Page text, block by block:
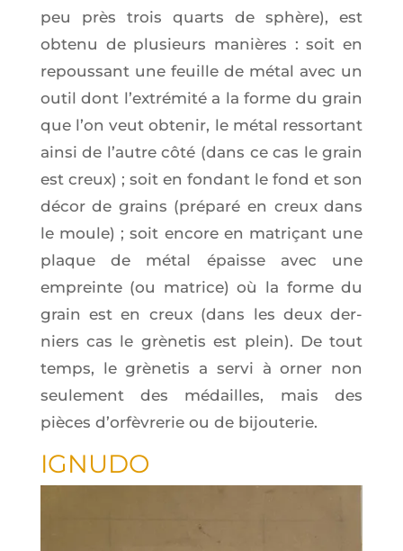
peu près trois quarts de sphère), est
obte­nu de plu­sieurs manières : soit en
repous­sant une feuille de métal avec un
outil dont l’ex­tré­mi­té a la forme du grain
que l’on veut obte­nir, le métal res­sor­tant
ain­si de l’autre côté (dans ce cas le grain
est creux) ; soit en fon­dant le fond et son
décor de grains (pré­pa­ré en creux dans
le moule) ; soit encore en matri­çant une
plaque de métal épaisse avec une
empreinte (ou matrice) où la forme du
grain est en creux (dans les deux der­
niers cas le grè­ne­tis est plein). De tout
temps, le grè­ne­tis a ser­vi à orner non
seule­ment des médailles, mais des
pièces d’or­fè­vre­rie ou de bijouterie.
IGNU­DO